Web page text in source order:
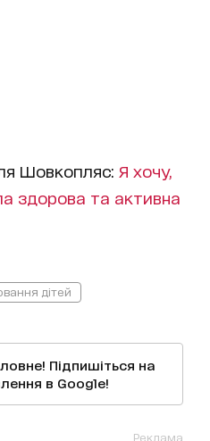
Шовкопляс: Я хочу,
здорова та активна
дітей
Підпишіться на
в Google!
Реклама